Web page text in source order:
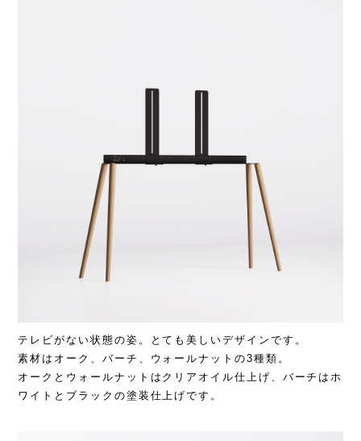
テレビがない状態の姿。とても美しいデザインです。
素材はオーク、バーチ、ウォールナットの3種類。
オークとウォールナットはクリアオイル仕上げ、バーチはホ
ワイトとブラックの塗装仕上げです。